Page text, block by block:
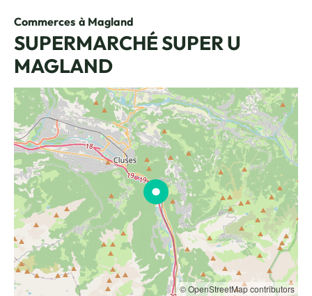
Commerces à Magland
SUPERMARCHÉ SUPER U
MAGLAND
© OpenStreetMap contributors